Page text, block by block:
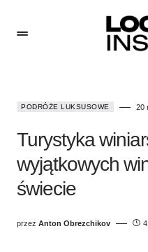
PODRÓŻE LUKSUSOWE 20
Turystyka
wyjątkowych
świecie
przez Anton Obrezchikov